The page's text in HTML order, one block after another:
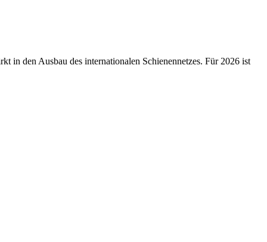
in den Ausbau des internationalen Schienennetzes. Für 2026 ist